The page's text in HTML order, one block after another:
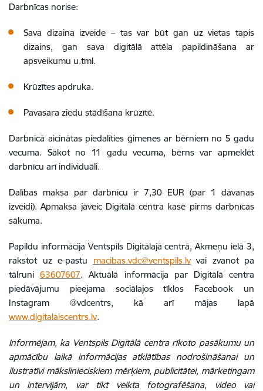
Darbnīcas norise:
Sava dizaina izveide – tas var būt gan uz vietas tapis
dizains, gan sava digitālā attēla papildināšana ar
apsveikumu u.tml.
Krūzītes apdruka.
Pavasara ziedu stādīšana krūzītē.
Darbnīcā aicinātas piedalīties ģimenes ar bērniem no 5 gadu
vecuma. Sākot no 11 gadu vecuma, bērns var apmeklēt
darbnīcu arī individuāli.
Dalības maksa par darbnīcu ir 7,30 EUR (par 1 dāvanas
izveidi). Apmaksa jāveic Digitālā centra kasē pirms darbnīcas
sākuma.
Papildu informācija Ventspils Digitālajā centrā, Akmeņu ielā 3,
rakstot uz e-pastu macibas.vdc@ventspils.lvvai zvanot pa
tālruni63607607. Aktuālā informācija par Digitālā centra
piedāvājumu pieejama sociālajos tīklos Facebook un
Instagram @vdcentrs, kā arī mājas lapā
www.digitalaiscentrs.lv.
Informējam, ka Ventspils Digitālā centra rīkoto pasākumu un
apmācību laikā informācijas atklātības nodrošināšanai un
ilustratīvi mākslinieciskiem mērķiem, publicitātei, mārketingam
un intervijām, var tikt veikta fotografēšana, video vai